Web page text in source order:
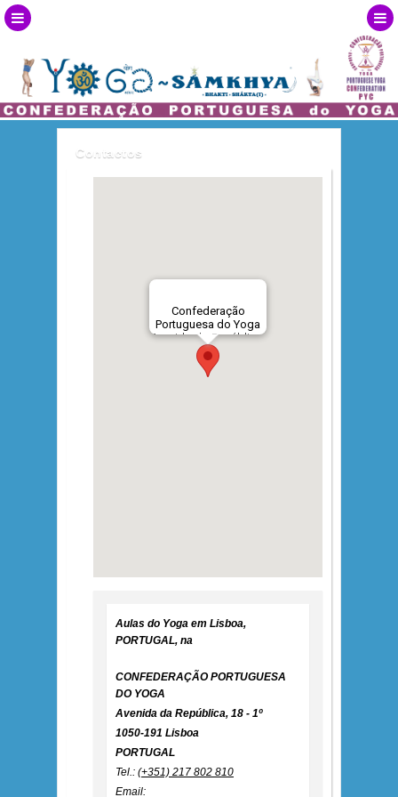
Contactos
Confederação
Portuguesa do Yoga
Avenida da República,
18-1º
1050-191 LISBOA -
Portugal
Aulas do Yoga em Lisboa,
PORTUGAL, na
CONFEDERAÇÃO PORTUGUESA
DO YOGA
Avenida da República, 18 - 1º
1050-191 Lisboa
PORTUGAL
Tel.: (+351) 217 802 810
Email: